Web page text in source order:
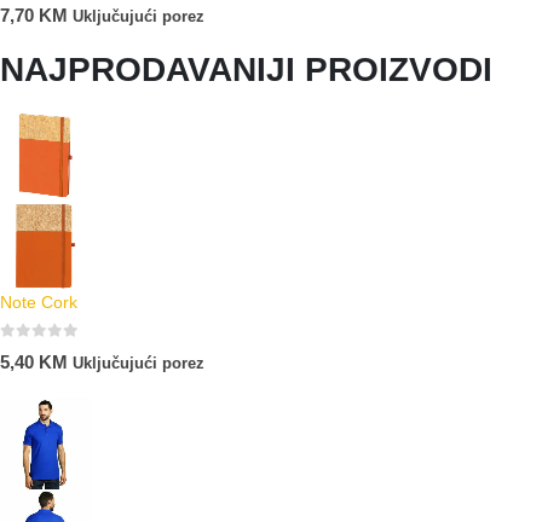
7,70 KM Uključujući porez
NAJPRODAVANIJI PROIZVODI
Note Cork
5,40 KM Uključujući porez